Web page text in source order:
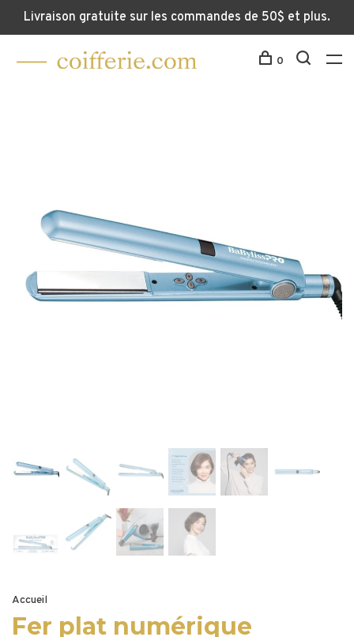
Livraison gratuite sur les commandes de 50$ et plus.
0
Accueil
Fer plat numérique